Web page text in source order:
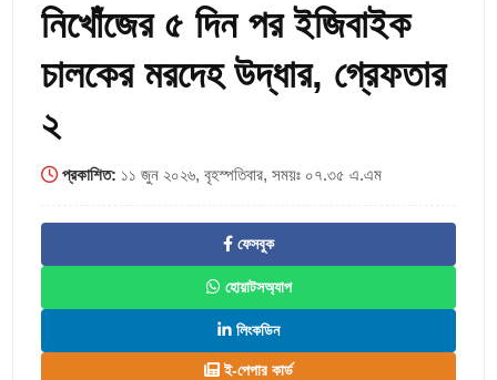
নিখোঁজের ৫ দিন পর ইজিবাইক
চালকের মরদেহ উদ্ধার, গ্রেফতার
২
প্রকাশিত: ১১ জুন ২০২৬, বৃহস্পতিবার, সময়ঃ ০৭.৩৫ এ.এম
ফেসবুক
হোয়াটসঅ্যাপ
লিংকডিন
ই-পেপার কার্ড